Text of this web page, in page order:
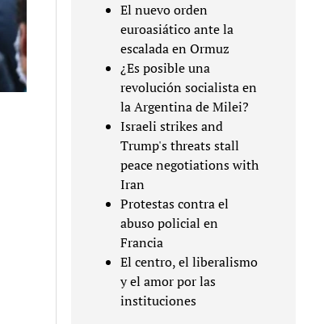
El nuevo orden
euroasiático ante la
escalada en Ormuz
¿Es posible una
revolución socialista en
la Argentina de Milei?
Israeli strikes and
Trump's threats stall
peace negotiations with
Iran
Protestas contra el
abuso policial en
Francia
El centro, el liberalismo
y el amor por las
instituciones